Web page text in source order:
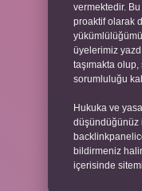
vermektedir.
proaktif olarak
üyelerimiz
taşımakta
sorumluluğu
Hukuka ve
düşündüğünüz
bildirmeniz
içerisinde